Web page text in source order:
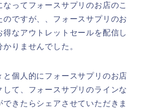
ってフォースサプリのお店のこ
のですが、、フォースサプリのお
得なアウトレットセールを配信し
りませんでした。
と個人的にフォースサプリのお店
して、フォースサプリのラインな
できたらシェアさせていただきま